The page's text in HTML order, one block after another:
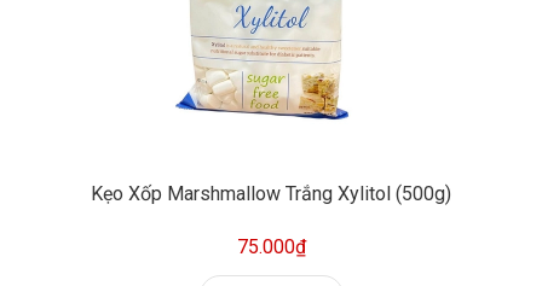
Kẹo Xốp Marshmallow Trắng Xylitol (500g)
75.000₫